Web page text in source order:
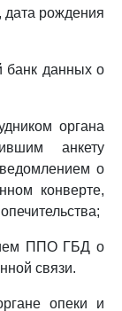
дата рождения
банк данных о
органа
анкету
о
конверте,
ППО ГБД о
связи.
опеки и